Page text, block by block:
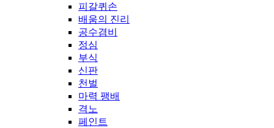
피갈퀴손
배움의 진리
공수겸비
정심
부식
신판
천벌
마력 팽배
격노
페인트